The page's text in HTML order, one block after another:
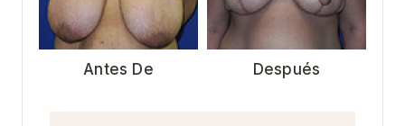
Antes De Después